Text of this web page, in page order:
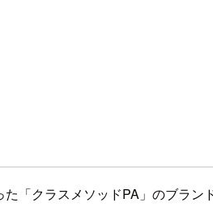
「クラスメソッドPA」のブラン